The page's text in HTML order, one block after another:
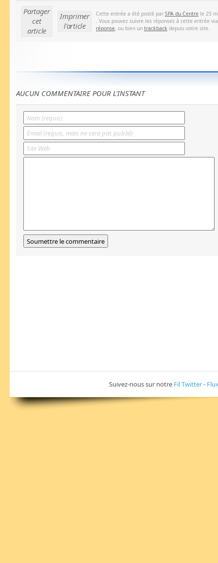
Partager
cet
article
Imprimer
l'article
Cette entrée a été posté par SPA du Centre le 25
. Vous pouvez suivre les réponses à cette entrée
réponse, ou bien un trackback depuis votre site.
AUCUN COMMENTAIRE POUR L'INSTANT
Suivez-nous sur notre Fil Twitter-